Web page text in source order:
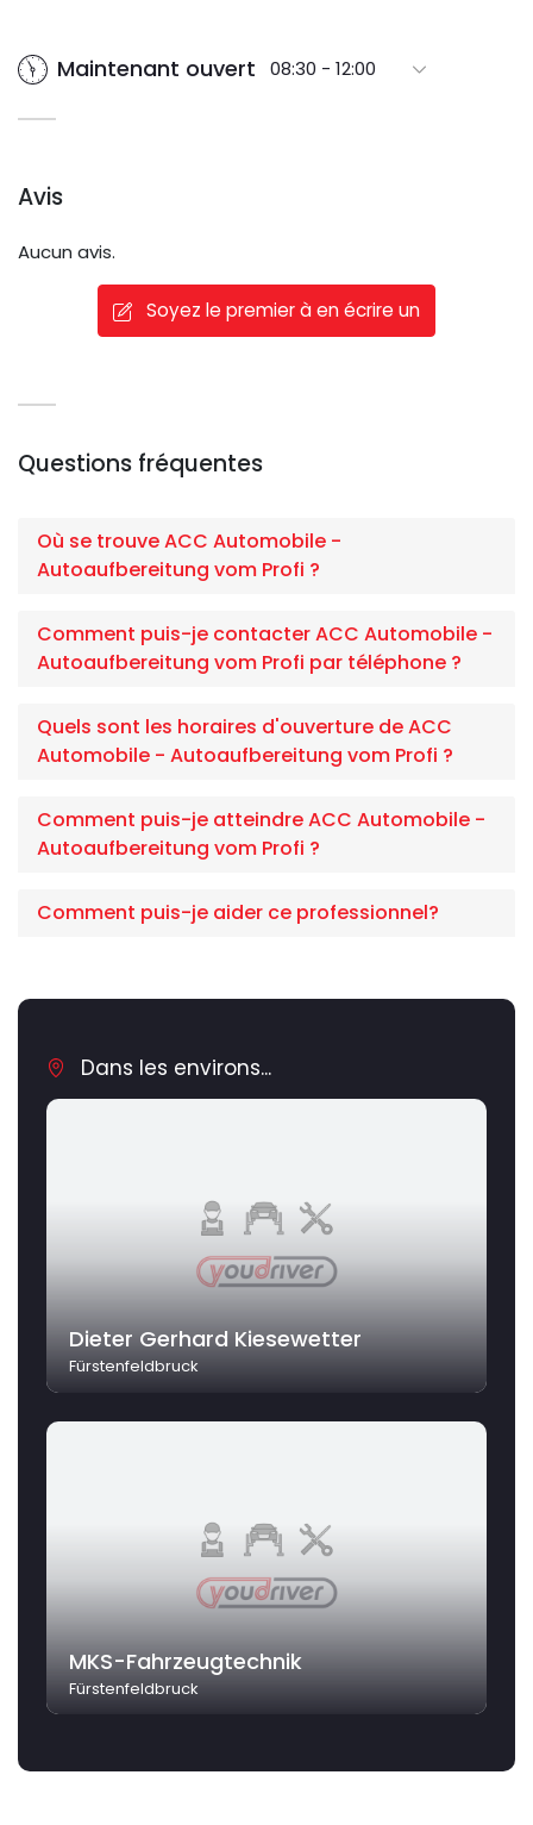
Maintenant ouvert 08:30 - 12:00
Avis
Aucun avis.
Soyez le premier à en écrire un
Questions fréquentes
Où se trouve ACC Automobile -
Autoaufbereitung vom Profi ?
Comment puis-je contacter ACC Automobile -
Autoaufbereitung vom Profi par téléphone ?
Quels sont les horaires d'ouverture de ACC
Automobile - Autoaufbereitung vom Profi ?
Comment puis-je atteindre ACC Automobile -
Autoaufbereitung vom Profi ?
Comment puis-je aider ce professionnel?
Dans les environs...
Dieter Gerhard Kiesewetter
Fürstenfeldbruck
MKS-Fahrzeugtechnik
Fürstenfeldbruck